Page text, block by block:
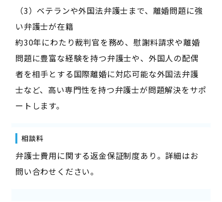
（3）ベテランや外国法弁護士まで、離婚問題に強
い弁護士が在籍
約30年にわたり裁判官を務め、慰謝料請求や離婚
問題に豊富な経験を持つ弁護士や、外国人の配偶
者を相手とする国際離婚に対応可能な外国法弁護
士など、高い専門性を持つ弁護士が問題解決をサポ
ートします。
相談料
弁護士費用に関する返金保証制度あり。詳細はお
問い合わせください。